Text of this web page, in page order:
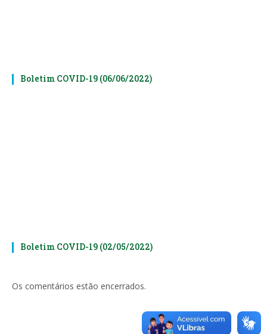
Boletim COVID-19 (06/06/2022)
Boletim COVID-19 (02/05/2022)
Os comentários estão encerrados.